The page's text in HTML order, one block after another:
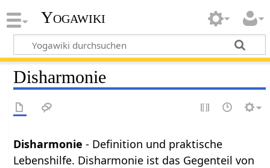
Yogawiki
Disharmonie
Disharmonie - Definition und praktische
Lebenshilfe. Disharmonie ist das Gegenteil von